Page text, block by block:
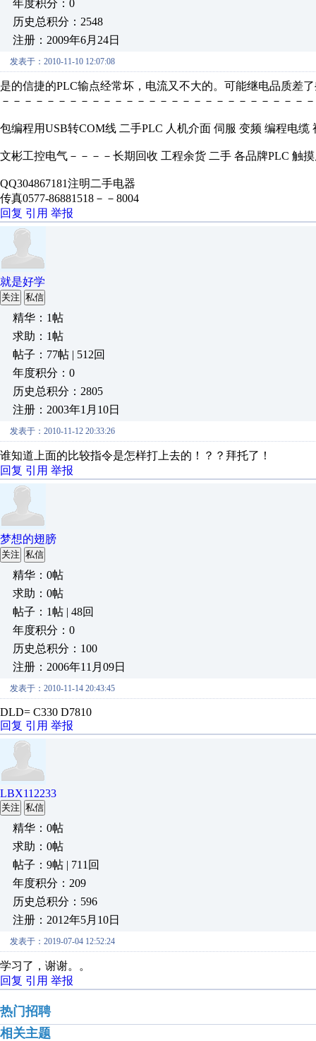
年度积分：0
历史总积分：2548
注册：2009年6月24日
发表于：2010-11-10 12:07:08
是的信捷的PLC输点经常坏，电流又不大的。可能继电品质差
－－－－－－－－－－－－－－－－－－－－－－－－－－－
包编程用USB转COM线 二手PLC 人机介面 伺服 变频 编程电缆
文彬工控电气－－－－长期回收 工程余货 二手 各品牌PLC 触
QQ304867181注明二手电器
传真0577-86881518－－8004
回复 引用 举报
就是好学
关注 私信
精华：1帖
求助：1帖
帖子：77帖 | 512回
年度积分：0
历史总积分：2805
注册：2003年1月10日
发表于：2010-11-12 20:33:26
谁知道上面的比较指令是怎样打上去的！？？拜托了！
回复 引用 举报
梦想的翅膀
关注 私信
精华：0帖
求助：0帖
帖子：1帖 | 48回
年度积分：0
历史总积分：100
注册：2006年11月09日
发表于：2010-11-14 20:43:45
DLD= C330 D7810
回复 引用 举报
LBX112233
关注 私信
精华：0帖
求助：0帖
帖子：9帖 | 711回
年度积分：209
历史总积分：596
注册：2012年5月10日
发表于：2019-07-04 12:52:24
学习了，谢谢。。
回复 引用 举报
热门招聘
相关主题